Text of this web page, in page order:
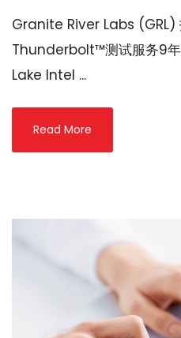
Granite River Labs (GRL)
Thunderbolt™测试服务9
Lake Intel ...
Read More